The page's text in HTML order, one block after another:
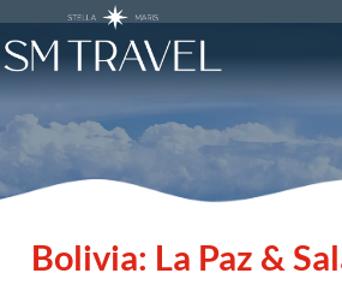
Bolivia: La Paz &